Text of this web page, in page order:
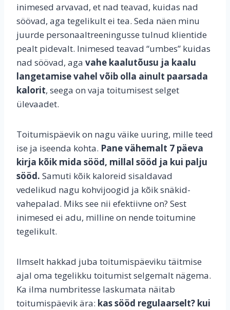
inimesed arvavad, et nad teavad, kuidas nad
söövad, aga tegelikult ei tea. Seda näen minu
juurde personaaltreeningusse tulnud klientide
pealt pidevalt. Inimesed teavad “umbes” kuidas
nad söövad, aga vahe kaalutõusu ja kaalu
langetamise vahel võib olla ainult paarsada
kalorit, seega on vaja toitumisest selget
ülevaadet.
Toitumispäevik on nagu väike uuring, mille teed
ise ja iseenda kohta. Pane vähemalt 7 päeva
kirja kõik mida sööd, millal sööd ja kui palju
sööd. Samuti kõik kaloreid sisaldavad
vedelikud nagu kohvijoogid ja kõik snäkid-
vahepalad. Miks see nii efektiivne on? Sest
inimesed ei adu, milline on nende toitumine
tegelikult.
Ilmselt hakkad juba toitumispäeviku täitmise
ajal oma tegelikku toitumist selgemalt nägema.
Ka ilma numbritesse laskumata näitab
toitumispäevik ära: kas sööd regulaarselt? kui